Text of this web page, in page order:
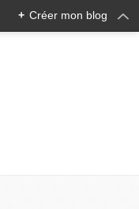
+ Créer mon blog